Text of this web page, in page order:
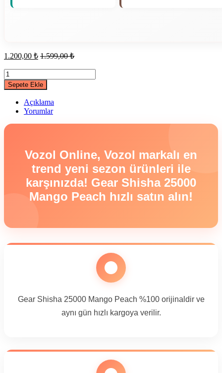
1.200,00 ₺ 1.599,00₺
Gear
Shisha
25000
Mango
Peach
quantity
Sepete Ekle
Açıklama
Yorumlar
Vozol Online, Vozol markalı en
trend yeni sezon ürünleri ile
karşınızda! Gear Shisha 25000
Mango Peach hızlı satın alın!
Gear Shisha 25000 Mango Peach %100 orijinaldir ve
aynı gün hızlı kargoya verilir.